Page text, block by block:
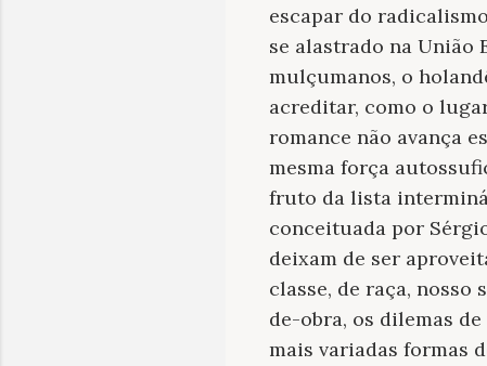
escapar do
se alastrado na União
mulçumanos, o
acreditar, como o
romance não avança
mesma força
fruto da lista
conceituada por
deixam de ser
classe, de raça, nosso
de-obra, os dilemas
mais variadas formas